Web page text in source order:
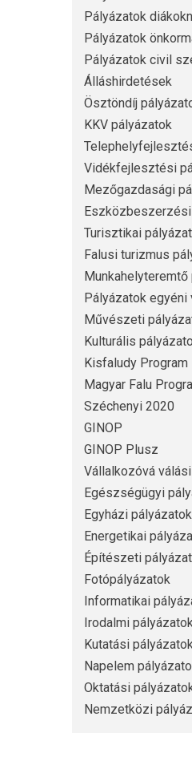
Pályázatok
Pályázatok
Pályázatok civil
Álláshirdetések
Ösztöndíj
KKV pályázatok
Vidékfejlesztési
Mezőgazdasági
Turisztikai
Falusi turizmus
Pályázatok
Művészeti
Kulturális
Kisfaludy Program
Magyar Falu
Széchenyi 2020
GINOP
GINOP Plusz
Vállalkozóvá
Egészségügyi
Egyházi pályázatok
Energetikai
Építészeti
Fotópályázatok
Informatikai
Irodalmi
Kutatási
Napelem
Oktatási
Nemzetközi